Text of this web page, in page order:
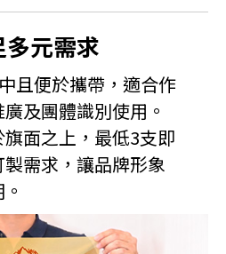
元需求
且便於攜帶，適合作
及團體識別使用。
面之上，最低3支即
需求，讓品牌形象